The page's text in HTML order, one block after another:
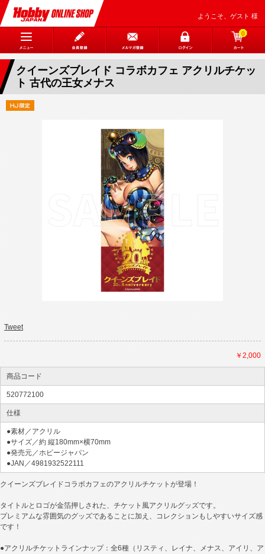
ようこそ、ゲスト 様
0
クイーンズブレイド コラボカフェ アクリルチケッ
ト 古代の王女メナス
Tweet
￥2,000
商品コード
520772100
仕様
●素材／アクリル
●サイズ／約 縦180mm×横70mm
●発売元／ホビージャパン
●JAN／4981932522111
クイーンズブレイドコラボカフェのアクリルチケットが登場！
タイトルとロゴが金箔押しされた、チケット風アクリルグッズです。
プレミアムな雰囲気のグッズであることに加え、コレクションもしやすいサイズ感
です！
●アクリルチケットラインナップ：全6種（リスティ、レイナ、メナス、アイリ、ア